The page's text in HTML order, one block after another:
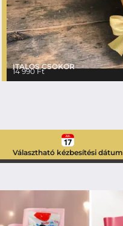
ITALOS CSOKOR
14 990Ft
Választható kézbesítési dátum